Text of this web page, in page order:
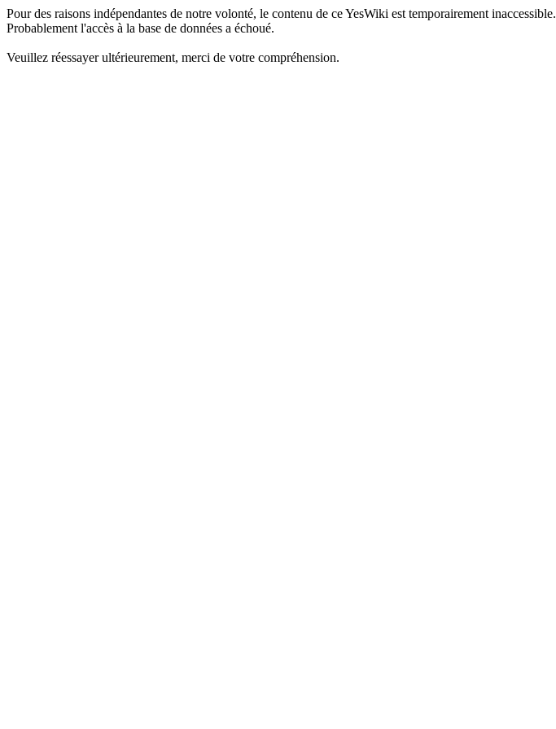
Pour des raisons indépendantes de notre volonté, le contenu de ce YesWiki est temporairement inaccessible.
Probablement l'accès à la base de données a échoué.
Veuillez réessayer ultérieurement, merci de votre compréhension.